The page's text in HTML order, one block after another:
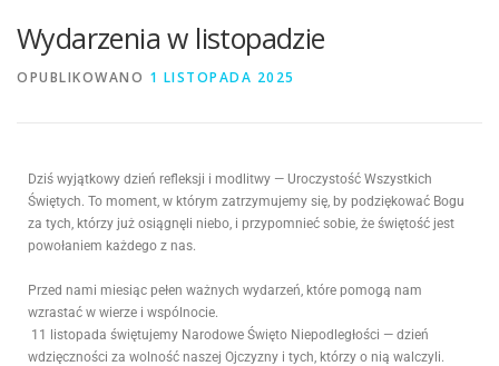
Wydarzenia w listopadzie
OPUBLIKOWANO 1 LISTOPADA 2025
Dziś wyjątkowy dzień refleksji i modlitwy — Uroczystość Wszystkich
Świętych. To moment, w którym zatrzymujemy się, by podziękować Bogu
za tych, którzy już osiągnęli niebo, i przypomnieć sobie, że świętość jest
powołaniem każdego z nas.
Przed nami miesiąc pełen ważnych wydarzeń, które pomogą nam
wzrastać w wierze i wspólnocie.
11 listopada świętujemy Narodowe Święto Niepodległości — dzień
wdzięczności za wolność naszej Ojczyzny i tych, którzy o nią walczyli.